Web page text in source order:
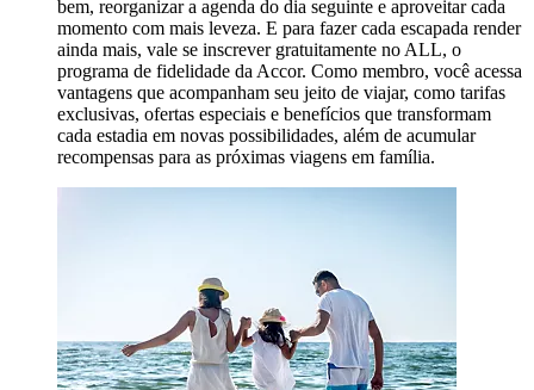
bem, reorganizar a agenda do dia seguinte e aproveitar cada
momento com mais leveza. E para fazer cada escapada render
ainda mais, vale se inscrever gratuitamente no ALL, o
programa de fidelidade da Accor. Como membro, você acessa
vantagens que acompanham seu jeito de viajar, como tarifas
exclusivas, ofertas especiais e benefícios que transformam
cada estadia em novas possibilidades, além de acumular
recompensas para as próximas viagens em família.